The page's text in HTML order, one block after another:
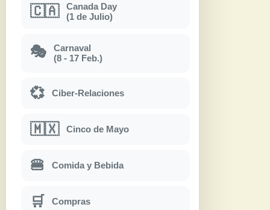
🇨🇦
Canada Day
(1 de Julio)
🎭
Carnaval
(8 - 17 Feb.)
💞 Ciber-Relaciones
🇲🇽 Cinco de Mayo
🍔 Comida y Bebida
🛒 Compras